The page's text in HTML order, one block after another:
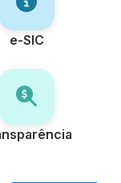
e-SIC